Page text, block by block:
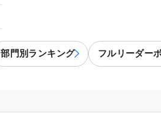
部門別ランキング フルリーダー